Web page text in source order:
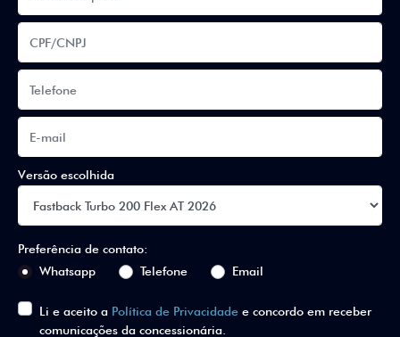
Versão escolhida
Preferência de contato:
Whatsapp
Telefone Email
Li e aceito a Política de Privacidade e concordo em receber
comunicações da concessionária.